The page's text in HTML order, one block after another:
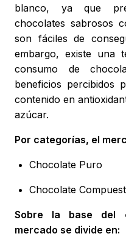
blanco, ya que
chocolates sabrosos
son fáciles de
embargo, existe una
consumo de
beneficios percibidos
contenido en
azúcar.
Por categorías, el
Chocolate Puro
Chocolate
Sobre la base del
mercado se divide en: